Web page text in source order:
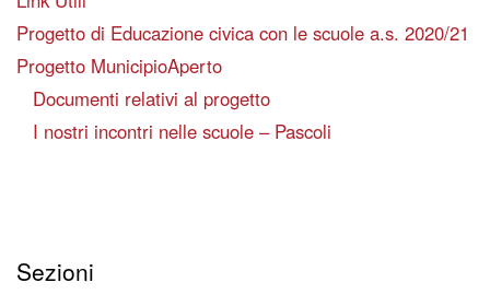
Progetto di Educazione civica con le scuole a.s. 2020/21
Progetto MunicipioAperto
Documenti relativi al progetto
I nostri incontri nelle scuole – Pascoli
Sezioni